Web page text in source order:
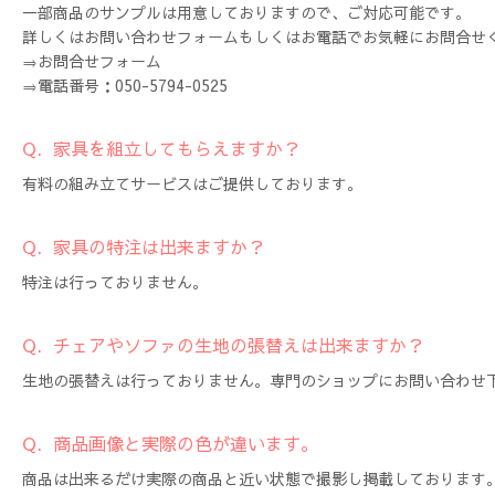
一部商品のサンプルは用意しておりますので、ご対応可能です。
詳しくはお問い合わせフォームもしくはお電話でお気軽にお問合せ
⇒お問合せフォーム
⇒電話番号：050-5794-0525
Q. 家具を組立してもらえますか？
有料の組み立てサービスはご提供しております。
Q. 家具の特注は出来ますか？
特注は行っておりません。
Q. チェアやソファの生地の張替えは出来ますか？
生地の張替えは行っておりません。専門のショップにお問い合わせ
Q. 商品画像と実際の色が違います。
商品は出来るだけ実際の商品と近い状態で撮影し掲載しております。